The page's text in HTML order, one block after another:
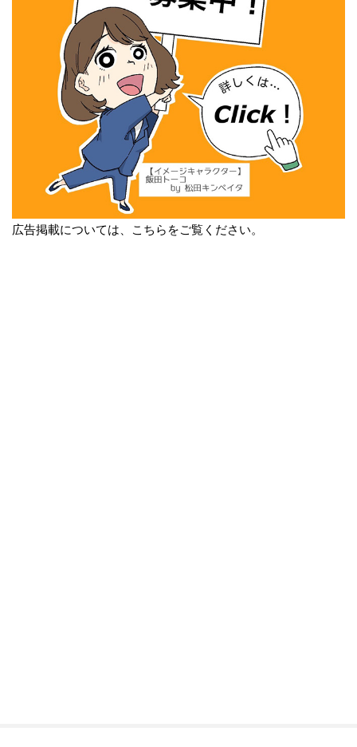
広告掲載については、こちらをご覧ください。